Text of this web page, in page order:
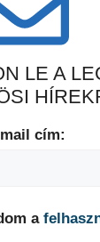
LE A
mail cím:
a